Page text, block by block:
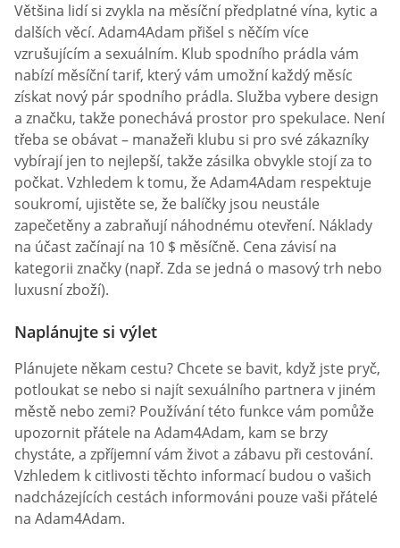
Většina lidí si zvykla na měsíční předplatné vína, kytic a
dalších věcí. Adam4Adam přišel s něčím více
vzrušujícím a sexuálním. Klub spodního prádla vám
nabízí měsíční tarif, který vám umožní každý měsíc
získat nový pár spodního prádla. Služba vybere design
a značku, takže ponechává prostor pro spekulace. Není
třeba se obávat – manažeři klubu si pro své zákazníky
vybírají jen to nejlepší, takže zásilka obvykle stojí za to
počkat. Vzhledem k tomu, že Adam4Adam respektuje
soukromí, ujistěte se, že balíčky jsou neustále
zapečetěny a zabraňují náhodnému otevření. Náklady
na účast začínají na 10 $ měsíčně. Cena závisí na
kategorii značky (např. Zda se jedná o masový trh nebo
luxusní zboží).
Naplánujte si výlet
Plánujete někam cestu? Chcete se bavit, když jste pryč,
potloukat se nebo si najít sexuálního partnera v jiném
městě nebo zemi? Používání této funkce vám pomůže
upozornit přátele na Adam4Adam, kam se brzy
chystáte, a zpříjemní vám život a zábavu při cestování.
Vzhledem k citlivosti těchto informací budou o vašich
nadcházejících cestách informováni pouze vaši přátelé
na Adam4Adam.